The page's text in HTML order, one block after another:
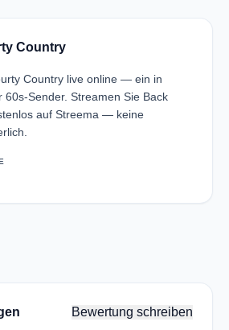
Country
Country live online — ein in
60s-Sender. Streamen Sie Back
auf Streema — keine
Bewertung schreiben